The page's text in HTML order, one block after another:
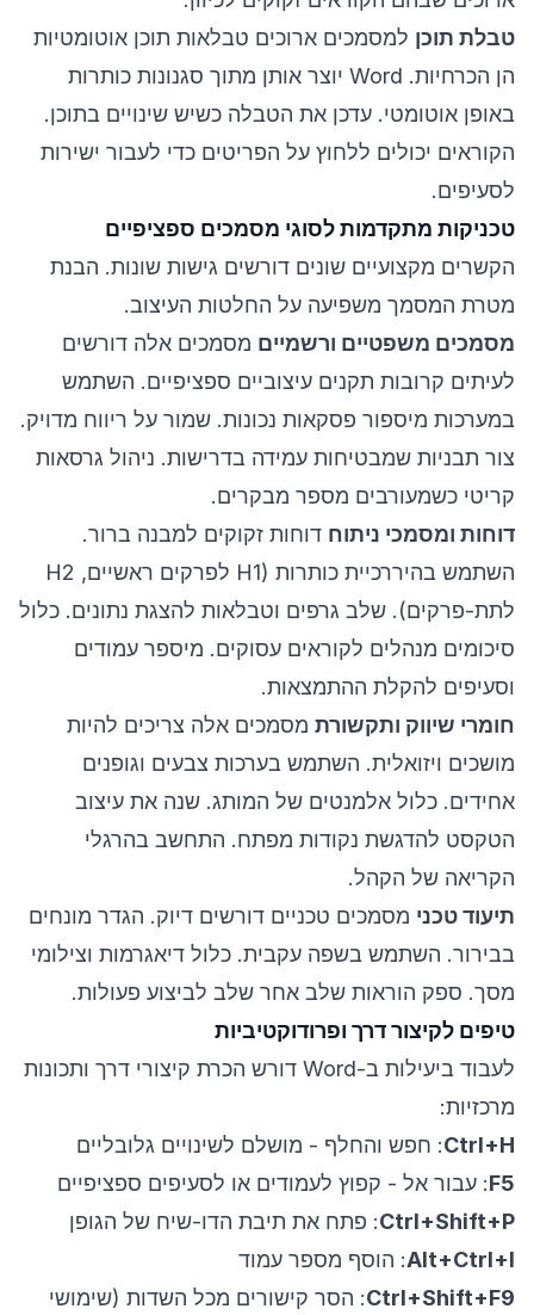
טבלת תוכן למסמכים ארוכים טבלאות תוכן אוטומטיות
הן הכרחיות. Word יוצר אותן מתוך סגנונות כותרות
באופן אוטומטי. עדכן את הטבלה כשיש שינויים בתוכן.
הקוראים יכולים ללחוץ על הפריטים כדי לעבור ישירות
לסעיפים.
טכניקות מתקדמות לסוגי מסמכים ספציפיים
הקשרים מקצועיים שונים דורשים גישות שונות. הבנת
מטרת המסמך משפיעה על החלטות העיצוב.
מסמכים משפטיים ורשמיים מסמכים אלה דורשים
לעיתים קרובות תקנים עיצוביים ספציפיים. השתמש
במערכות מיספור פסקאות נכונות. שמור על ריווח מדויק.
צור תבניות שמבטיחות עמידה בדרישות. ניהול גרסאות
קריטי כשמעורבים מספר מבקרים.
דוחות ומסמכי ניתוח דוחות זקוקים למבנה ברור.
השתמש בהיררכיית כותרות (H1 לפרקים ראשיים, H2
לתת-פרקים). שלב גרפים וטבלאות להצגת נתונים. כלול
סיכומים מנהלים לקוראים עסוקים. מיספר עמודים
וסעיפים להקלת ההתמצאות.
חומרי שיווק ותקשורת מסמכים אלה צריכים להיות
מושכים ויזואלית. השתמש בערכות צבעים וגופנים
אחידים. כלול אלמנטים של המותג. שנה את עיצוב
הטקסט להדגשת נקודות מפתח. התחשב בהרגלי
הקריאה של הקהל.
תיעוד טכני מסמכים טכניים דורשים דיוק. הגדר מונחים
בבירור. השתמש בשפה עקבית. כלול דיאגרמות וצילומי
מסך. ספק הוראות שלב אחר שלב לביצוע פעולות.
טיפים לקיצור דרך ופרודוקטיביות
לעבוד ביעילות ב-Word דורש הכרת קיצורי דרך ותכונות
מרכזיות:
Ctrl+H: חפש והחלף - מושלם לשינויים גלובליים
F5: עבור אל - קפוץ לעמודים או לסעיפים ספציפיים
Ctrl+Shift+P: פתח את תיבת הדו-שיח של הגופן
Alt+Ctrl+I: הוסף מספר עמוד
Ctrl+Shift+F9: הסר קישורים מכל השדות (שימושי